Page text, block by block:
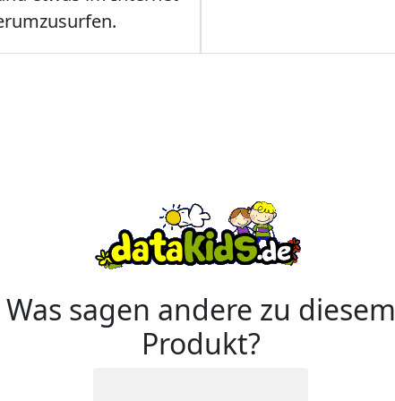
Was sagen andere zu diesem
Produkt?